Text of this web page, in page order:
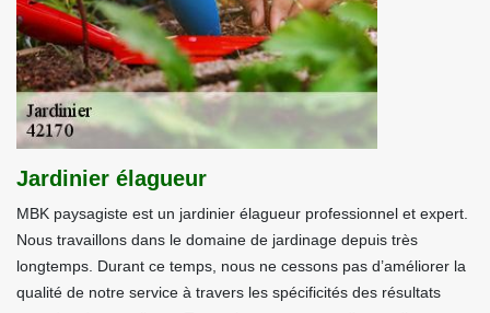
Jardinier élagueur
MBK paysagiste est un jardinier élagueur professionnel et expert.
Nous travaillons dans le domaine de jardinage depuis très
longtemps. Durant ce temps, nous ne cessons pas d’améliorer la
qualité de notre service à travers les spécificités des résultats